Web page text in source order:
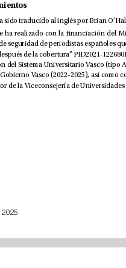
enero-junio de 2025
5. Agradecimientos